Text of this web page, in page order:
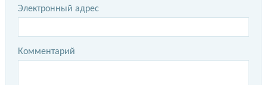
Электронный адрес
Комментарий